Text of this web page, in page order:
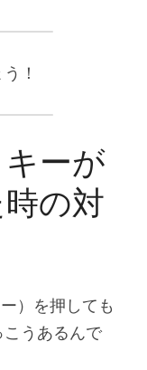
！
ーが
の対
）を押しても
こうあるんで